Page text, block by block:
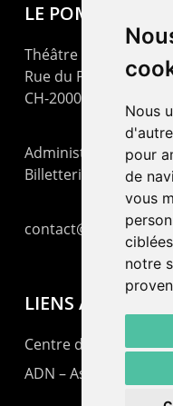
Nous
pour
de
vous
notre
LE POMMIER
Théâtre – Centre
Rue du Pommier 9
CH-2000 Neuchâtel
Administration : +41
Billetterie : +41 32
LIENS AMIS
Centre de culture
ADN – Association